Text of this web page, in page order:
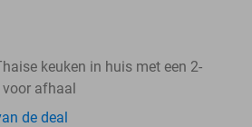
keuken in huis met een 2-
voor afhaal
de deal